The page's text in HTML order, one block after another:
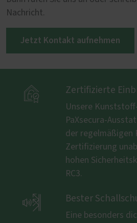
Nachricht.
Jetzt Kontakt aufnehmen
 Zertifizierte
Unsere
PaXsecura-
der regelmäßigen
Zertifizierung
hohen
RC3.
 Bester
Eine besonders